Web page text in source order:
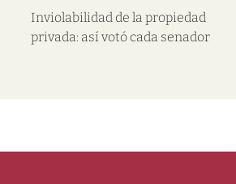
Inviolabilidad de la propiedad
privada: así votó cada senador